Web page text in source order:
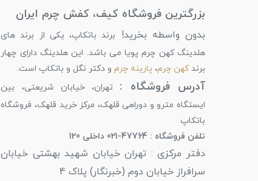
بزرگترین فروشگاه کیف، کفش چرم ایران
بدون واسطه بخرید!
برند باتکاپ، یکی از برند های
هلدینگ کهن چرم پویا می باشد. این هلدینگ دارای چهار
برندکهن چرم، پارینه چرم و دکتر نگل و باتکاپ است.
آدرس فروشگاه : تهران، خیابان شریعتی، بین
ایستگاه مترو و دوراهی قلهک، مرکز خرید قلهک، فروشگاه
باتکاپ
تلفن فروشگاه : 47764-021 داخلی 120
دفتر مرکزی : تهران خیابان شهید بهشتی خیابان
سرافراز خیابان دوم (خبرنگار) پلاک 4